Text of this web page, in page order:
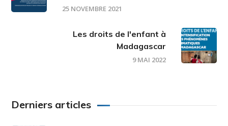
25 NOVEMBRE 2021
Les droits de l'enfant à
Madagascar
9 MAI 2022
Derniers articles